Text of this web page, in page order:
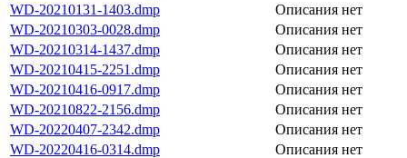
WD-20210131-1403.dmp
Описания нет
WD-20210303-0028.dmp
Описания нет
WD-20210314-1437.dmp
Описания нет
WD-20210415-2251.dmp
Описания нет
WD-20210416-0917.dmp
Описания нет
WD-20210822-2156.dmp
Описания нет
WD-20220407-2342.dmp
Описания нет
WD-20220416-0314.dmp
Описания нет